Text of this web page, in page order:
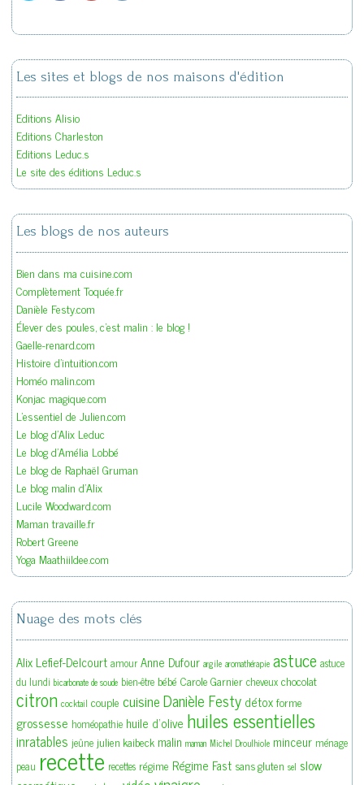
Les sites et blogs de nos maisons d'édition
Editions Alisio
Editions Charleston
Editions Leduc.s
Le site des éditions Leduc.s
Les blogs de nos auteurs
Bien dans ma cuisine.com
Complètement Toquée.fr
Danièle Festy.com
Élever des poules, c'est malin : le blog !
Gaelle-renard.com
Histoire d'intuition.com
Homéo malin.com
Konjac magique.com
L'essentiel de Julien.com
Le blog d'Alix Leduc
Le blog d'Amélia Lobbé
Le blog de Raphaël Gruman
Le blog malin d'Alix
Lucile Woodward.com
Maman travaille.fr
Robert Greene
Yoga Maathiildee.com
Nuage des mots clés
Alix Lefief-Delcourt amour Anne Dufour argile aromathérapie astuce astuce
du lundi bicarbonate de soude bien-être bébé Carole Garnier cheveux chocolat
citron cocktail couple cuisineDanièle Festy détoxforme
grossesse homéopathie huile d'olive huiles essentielles
inratables jeûne julien kaibeck malin maman Michel Droulhiole minceur ménage
peau recette recettes régime Régime Fast sans gluten sel slow